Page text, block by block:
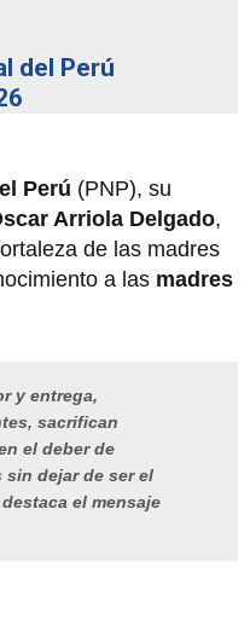
del Perú
Perú (PNP), su
Arriola Delgado,
de las madres
a las madres
y entrega,
sacrifican
el deber de
dejar de ser el
el mensaje